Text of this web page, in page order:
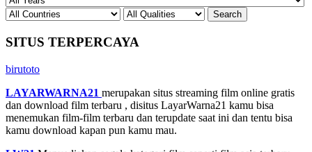
SITUS TERPERCAYA
birutoto
LAYARWARNA21 merupakan situs streaming film online gratis
dan download film terbaru , disitus LayarWarna21 kamu bisa
menemukan film-film terbaru dan terupdate saat ini dan tentu bisa
kamu download kapan pun kamu mau.